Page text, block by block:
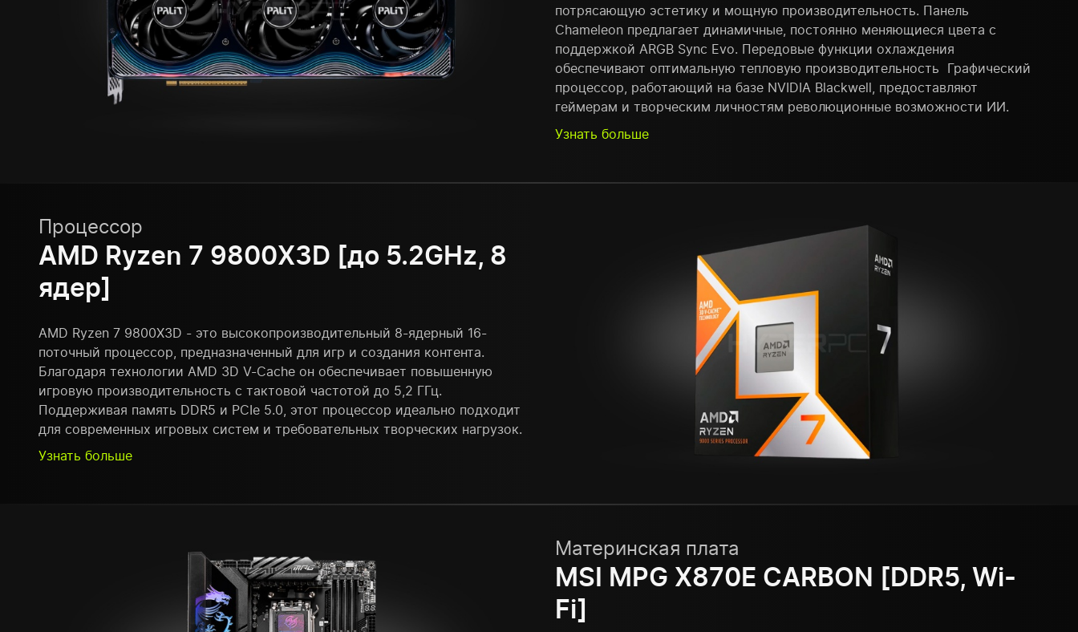
потрясающую эстетику и мощную производительность. Панель
Chameleon предлагает динамичные, постоянно меняющиеся цвета с
поддержкой ARGB Sync Evo. Передовые функции охлаждения
обеспечивают оптимальную тепловую производительность Графический
процессор, работающий на базе NVIDIA Blackwell, предоставляют
геймерам и творческим личностям революционные возможности ИИ.
Узнать больше
Процессор
AMD Ryzen 7 9800X3D [до 5.2GHz, 8
ядер]
AMD Ryzen 7 9800X3D - это высокопроизводительный 8-ядерный 16-
поточный процессор, предназначенный для игр и создания контента.
Благодаря технологии AMD 3D V-Cache он обеспечивает повышенную
игровую производительность с тактовой частотой до 5,2 ГГц.
Поддерживая память DDR5 и PCIe 5.0, этот процессор идеально подходит
для современных игровых систем и требовательных творческих нагрузок.
Узнать больше
Материнская плата
MSI MPG X870E CARBON [DDR5, Wi-
Fi]